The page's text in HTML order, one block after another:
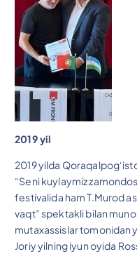
2019 yil
2019 yilda
“Seni kuylaymiz
festivalida ham T.Murod
vaqt” spektakli bilan
mutaxassislar tomonidan
Joriy yilning iyun oyida